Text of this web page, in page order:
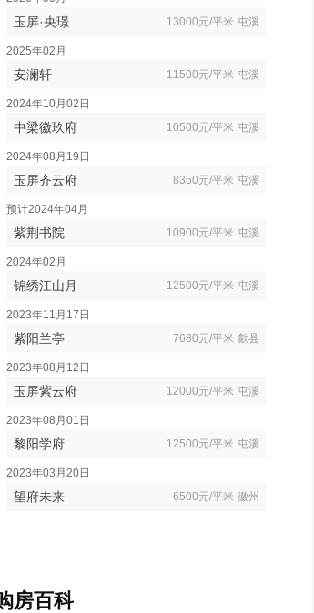
玉屏·央璟 13000元/平米 屯溪
2025年02月
安澜轩 11500元/平米 屯溪
2024年10月02日
中梁徽玖府 10500元/平米 屯溪
2024年08月19日
玉屏齐云府 8350元/平米 屯溪
预计2024年04月
紫荆书院 10900元/平米 屯溪
2024年02月
锦绣江山月 12500元/平米 屯溪
2023年11月17日
紫阳兰亭 7680元/平米 歙县
2023年08月12日
玉屏紫云府 12000元/平米 屯溪
2023年08月01日
黎阳学府 12500元/平米 屯溪
2023年03月20日
望府未来 6500元/平米 徽州
房百科